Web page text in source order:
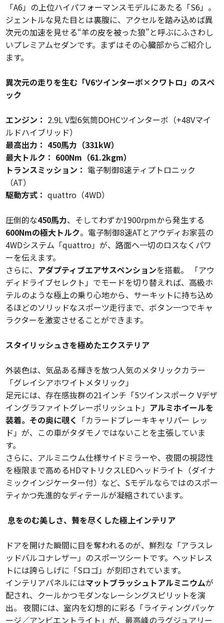
「A6」の上位ハイパフォーマンスモデルにあたる「S6」。
ジェントルな見た目とは裏腹に、アクセルを踏み込めば異
次元の加速を見せる“羊の皮を被った狼”と呼ぶにふさわし
いプレミアムセダンです。まずはその心臓部からご紹介し
ます。
異次元の走りを生む「V6ツインターボ×クワトロ」のスペ
ック
エンジン： 2.9L V型6気筒DOHCツインターボ（+48Vマイ
ルドハイブリッド）
最高出力： 450馬力（331kW）
最大トルク： 600Nm（61.2kgm）
トランスミッション： 電子制御8速ティプトロニック
（AT）
駆動方式： quattro（4WD）
圧倒的な450馬力、そしてわずか1900rpmから発生する
600Nmの極大トルク。電子制御8速ATとアウディお家芸の
4WDシステム「quattro」が、路面へ一切のロスなくパワ
ーを伝えます。
さらに、 アダプティブエアサスペンションを搭載。 「アウ
ディドライブセレクト」でモードを切り替えれば、高級ホ
テルのような極上の乗り心地から、サーキットに持ち込め
るほどのソリッドなスポーツ走行まで、ボタン一つでキャ
ラクターを激変させることができます。
スタイリッシュさを極めたエクステリア
外装色は、気品ある輝きを放つ人気のメタリックカラー
「グレイシアホワイトメタリック」
足元には、存在感抜群の21インチ「5ツインスポーク Vデザ
イングラファイトグレーポリッシュト」 アルミホイールを
装着。その奥に覗く 「カラードブレーキキャリパー レッ
ド」が、この車がタダモノではないことを主張していま
す。
さらに、アルミニウム仕様サイドミラーや、夜間の視認性
を極限まで高めるHDマトリクスLEDヘッドライト（ダイナ
ミックインジケーター付）など、Sモデルならではのスポー
ティかつ先進的なディテールが凝縮されています。
息をのむ美しさ、贅を尽くした極上インテリア
ドアを開けた瞬間に目を奪われるのが、鮮烈な「アラスレ
ッドバルコナレザー」のスポーツシートです。ヘッドレス
トには誇らしげに「Sロゴ」が刻印されています。
インテリアパネルにはマットブラッシュトアルミニウムが
配され、クールかつモダンなレーシングスピリットを演
出。 夜間には、室内を幻想的に彩る「ライティングパッケ
ージ／アンビエントライト」が、最高峰のラグジュアリー